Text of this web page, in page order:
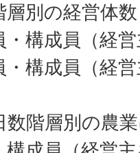
層別の経営体数
・構成員（経
・構成員（経
数階層別の農